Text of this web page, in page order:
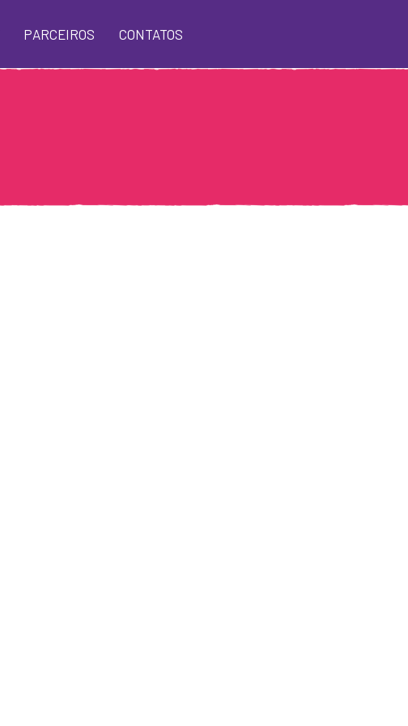
PARCEIROS CONTATOS